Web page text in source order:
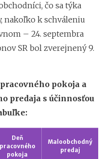
čo sa týka
nakoľko k schváleniu
– 24. septembra
SR bol zverejnený 9.
pokoja a
predaja s účinnosťou
Deň
pracovného
pokoja
Maloobchodný
predaj